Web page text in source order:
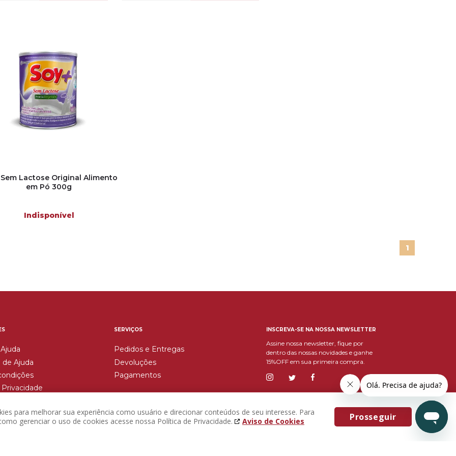
Sem Lactose Original Alimento
em Pó 300g
Indisponível
1
Ajuda
SERVIÇOS
Pedidos e Entregas
Devoluções
Pagamentos
INSCREVA-SE NA NOSSA NEWSLETTER
Assine nossa newsletter, fique por
dentro das nossas novidades e ganhe
15%OFF em sua primeira compra.
para melhorar sua experiência como usuário e direcionar conteúdos de seu interesse. Para
gerenciar o uso de cookies acesse nossa Política de Privacidade.
Aviso de Cookies Prosseguir